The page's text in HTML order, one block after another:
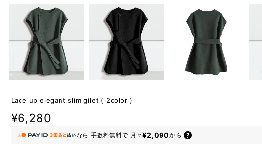
Lace up elegant slim gilet ( 2color )
¥6,280
なら 手数料無料で 月々¥2,090から